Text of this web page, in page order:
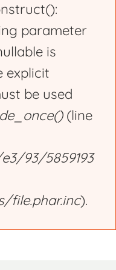
parameter
is
explicit
be used
(line
93/5859193
file.phar.inc).